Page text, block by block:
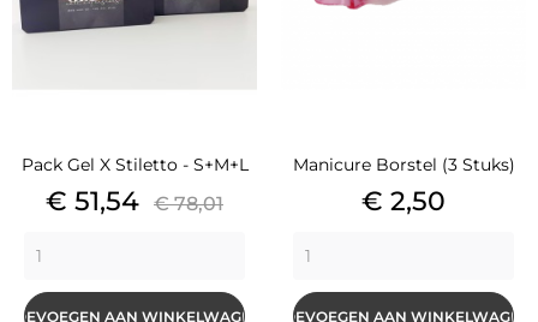
Pack Gel X Stiletto - S+M+L
Prijs
€ 51,54 Basisprijs
€ 78,01
TOEVOEGEN AAN WINKELWAGEN
Manicure Borstel (3 Stuks)
Prijs
€ 2,50
TOEVOEGEN AAN WINKELWAGEN